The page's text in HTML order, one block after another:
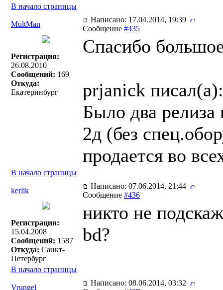
В начало страницы
MultMan
Написано: 17.04.2014, 19:39
Сообщение #435
Регистрация:
26.08.2010
Сообщений: 169
Откуда:
Екатеринбург
Спасибо
prjanick писал(a):
Было два
2д (без
продается во
В начало страницы
kerlik
Написано: 07.06.2014, 21:44
Сообщение #436
Регистрация:
15.04.2008
Сообщений: 1587
Откуда: Санкт-
Петербург
никто не
bd?
В начало страницы
Vrungel
Написано: 08.06.2014, 03:32